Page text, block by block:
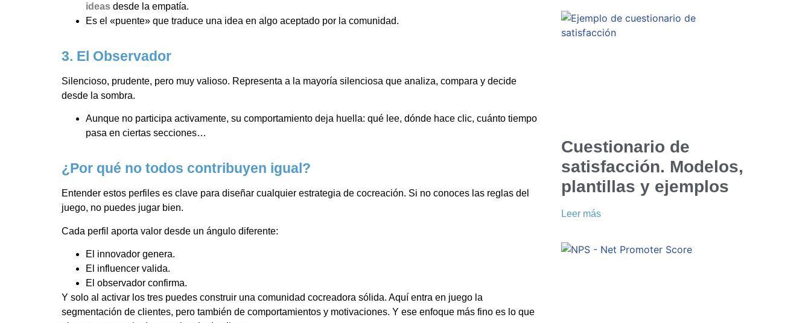
ideas desde la empatía.
Es el «puente» que traduce una idea en algo aceptado por la comunidad.
3. El Observador
Silencioso, prudente, pero muy valioso. Representa a la mayoría silenciosa que analiza, compara y decide
desde la sombra.
Aunque no participa activamente, su comportamiento deja huella: qué lee, dónde hace clic, cuánto tiempo
pasa en ciertas secciones…
¿Por qué no todos contribuyen igual?
Entender estos perfiles es clave para diseñar cualquier estrategia de cocreación. Si no conoces las reglas del
juego, no puedes jugar bien.
Cada perfil aporta valor desde un ángulo diferente:
El innovador genera.
El influencer valida.
El observador confirma.
Y solo al activar los tres puedes construir una comunidad cocreadora sólida. Aquí entra en juego la
segmentación de clientes, pero también de comportamientos y motivaciones. Y ese enfoque más fino es lo que
Cuestionario de
satisfacción. Modelos,
plantillas y ejemplos
Leer más